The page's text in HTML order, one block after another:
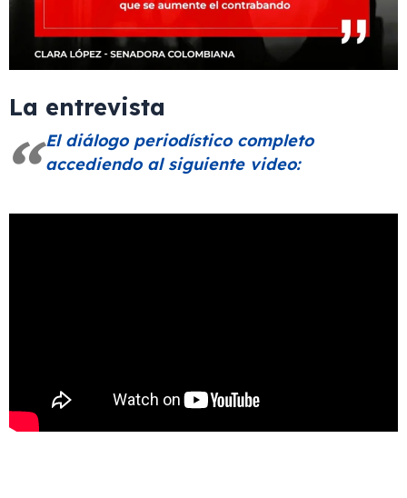
La entrevista
El diálogo periodístico completo
accediendo al siguiente video: